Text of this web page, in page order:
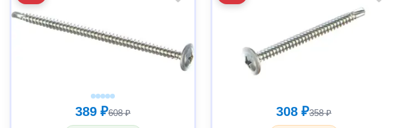
389 ₽608 ₽ 308 ₽358 ₽